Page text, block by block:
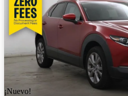
¡Nuevo!